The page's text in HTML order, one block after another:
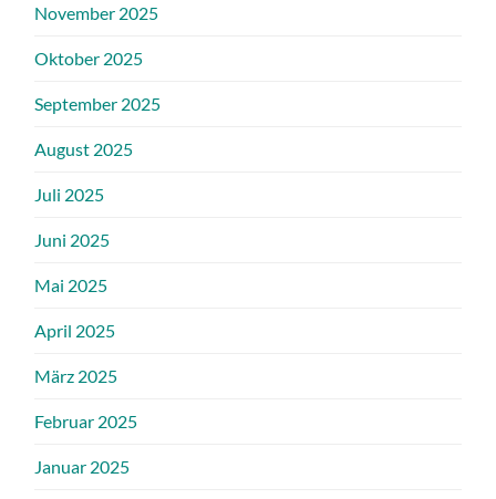
November 2025
Oktober 2025
September 2025
August 2025
Juli 2025
Juni 2025
Mai 2025
April 2025
März 2025
Februar 2025
Januar 2025